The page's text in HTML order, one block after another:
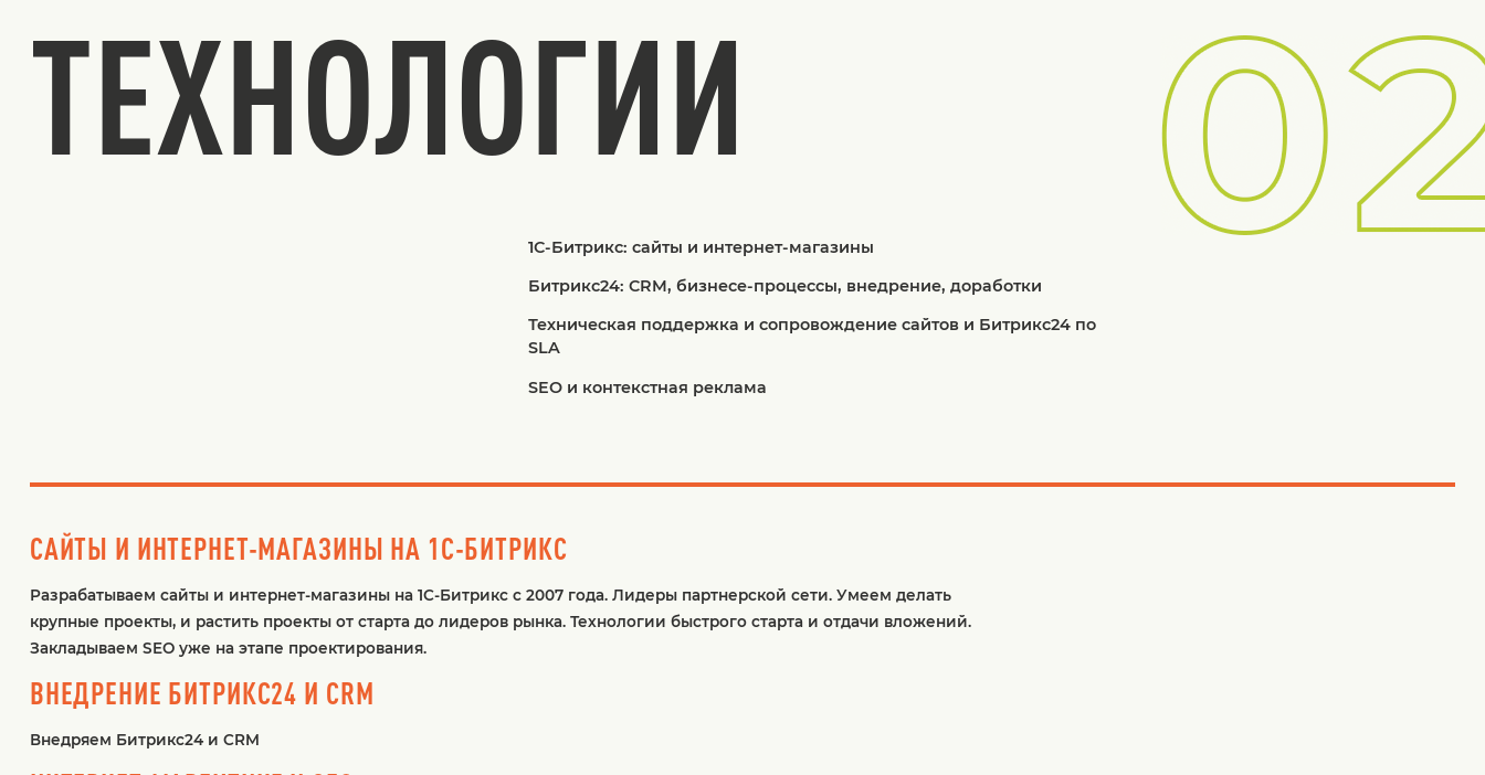
ТЕХНОЛОГИИ
1С-Битрикс: сайты и интернет-магазины
Битрикс24: CRM, бизнесе-процессы, внедрение, доработки
Техническая поддержка и сопровождение сайтов и Битрикс24 по
SLA
SEO и контекстная реклама
САЙТЫ И ИНТЕРНЕТ-МАГАЗИНЫ НА 1С-БИТРИКС
Разрабатываем сайты и интернет-магазины на 1С-Битрикс с 2007 года. Лидеры партнерской сети. Умеем делать
крупные проекты, и растить проекты от старта до лидеров рынка. Технологии быстрого старта и отдачи вложений.
Закладываем SEO уже на этапе проектирования.
ВНЕДРЕНИЕ БИТРИКС24 И CRM
Внедряем Битрикс24 и CRM